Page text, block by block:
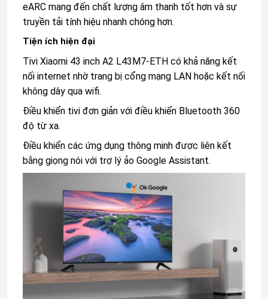
eARC mang đến chất lượng âm thanh tốt hơn và sự
truyền tải tính hiệu nhanh chóng hơn.
Tiện ích hiện đại
Tivi Xiaomi 43 inch A2 L43M7-ETH có khả năng kết
nối internet nhờ trang bị cổng mạng LAN hoặc kết nối
không dây qua wifi.
Điều khiển tivi đơn giản với điều khiển Bluetooth 360
độ từ xa.
Điều khiển các ứng dụng thông minh được liên kết
bằng giọng nói với trợ lý ảo Google Assistant.